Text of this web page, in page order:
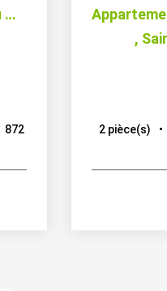
Studio meublé à louer au Moufia
872
,
2 pièce(s)